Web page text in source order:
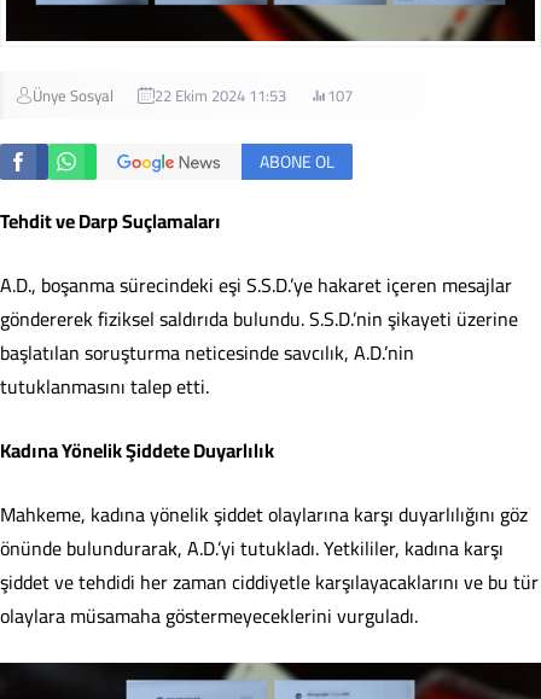
Ünye Sosyal 22 Ekim 2024 11:53 107
ABONE OL
Tehdit ve Darp Suçlamaları
A.D., boşanma sürecindeki eşi S.S.D.’ye hakaret içeren mesajlar
göndererek fiziksel saldırıda bulundu. S.S.D.’nin şikayeti üzerine
başlatılan soruşturma neticesinde savcılık, A.D.’nin
tutuklanmasını talep etti.
Kadına Yönelik Şiddete Duyarlılık
Mahkeme, kadına yönelik şiddet olaylarına karşı duyarlılığını göz
önünde bulundurarak, A.D.’yi tutukladı. Yetkililer, kadına karşı
şiddet ve tehdidi her zaman ciddiyetle karşılayacaklarını ve bu tür
olaylara müsamaha göstermeyeceklerini vurguladı.